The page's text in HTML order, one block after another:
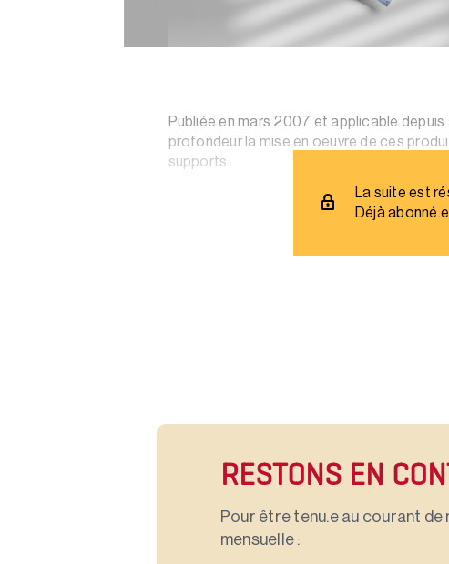
Publiée en mars 2007 et applicable
profondeur la mise en oeuvre de ces
supports.
La suite est
Déjà
RESTONS EN
Pour être tenu.e au courant
mensuelle :